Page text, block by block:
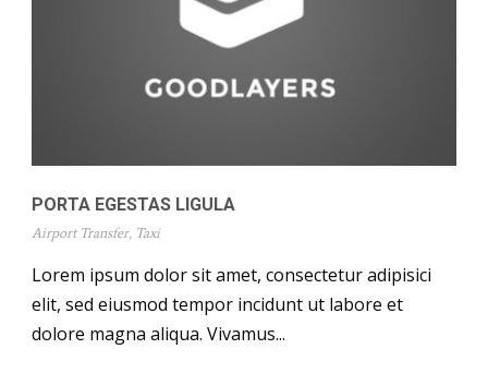
PORTA EGESTAS LIGULA
Airport Transfer, Taxi
Lorem ipsum dolor sit amet, consectetur adipisici
elit, sed eiusmod tempor incidunt ut labore et
dolore magna aliqua. Vivamus...